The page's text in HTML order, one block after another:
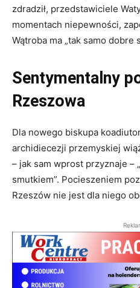
zdradził, przedstawiciele
momentach niepewności,
Wątroba ma „tak samo dobre
Sentymentalny
Rzeszowa
Dla nowego biskupa
archidiecezji przemyskiej
– jak sam wprost przyznaje –
smutkiem”. Pocieszeniem
Rzeszów nie jest dla niego